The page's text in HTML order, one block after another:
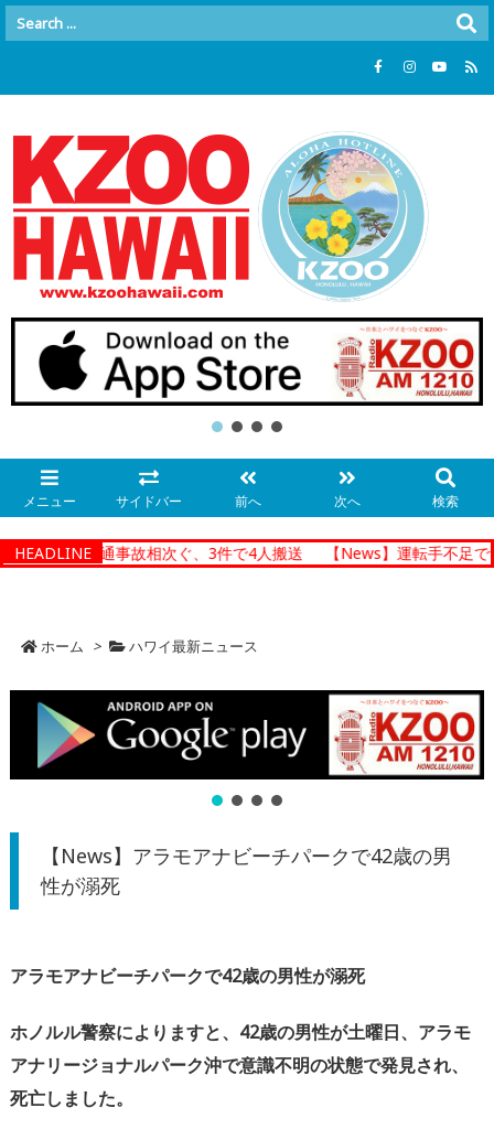
メニュー サイドバー 前へ 次へ 検索
HEADLINE
で朝の交通事故相次ぐ、3件で4人搬送 【News】運転手不足で
ホーム > ハワイ最新ニュース
【News】アラモアナビーチパークで42歳の男
性が溺死
アラモアナビーチパークで42歳の男性が溺死
ホノルル警察によりますと、42歳の男性が土曜日、 アラモ
アナリージョナルパーク沖で意識不明の状態で発見され、
死亡しました。